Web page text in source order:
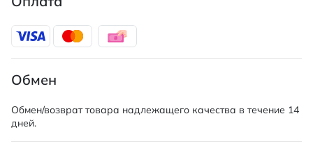
Обмен
Обмен/возврат товара надлежащего качества в течение 14
дней.